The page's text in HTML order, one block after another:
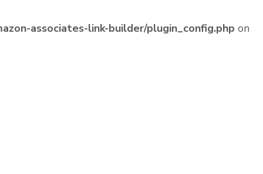
associates-link-builder/plugin_config.php on